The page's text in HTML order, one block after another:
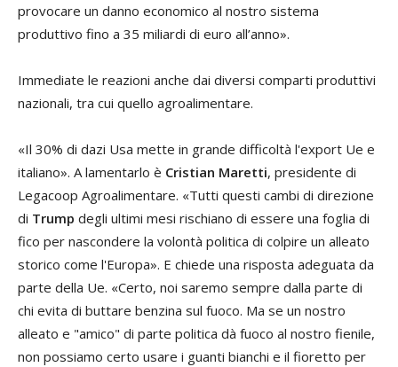
provocare un danno economico al nostro sistema
produttivo fino a 35 miliardi di euro all’anno».
Immediate le reazioni anche dai diversi comparti produttivi
nazionali, tra cui quello agroalimentare.
«Il 30% di dazi Usa mette in grande difficoltà l'export Ue e
italiano». A lamentarlo è Cristian Maretti, presidente di
Legacoop Agroalimentare. «Tutti questi cambi di direzione
di Trump degli ultimi mesi rischiano di essere una foglia di
fico per nascondere la volontà politica di colpire un alleato
storico come l'Europa». E chiede una risposta adeguata da
parte della Ue. «Certo, noi saremo sempre dalla parte di
chi evita di buttare benzina sul fuoco. Ma se un nostro
alleato e "amico" di parte politica dà fuoco al nostro fienile,
non possiamo certo usare i guanti bianchi e il fioretto per